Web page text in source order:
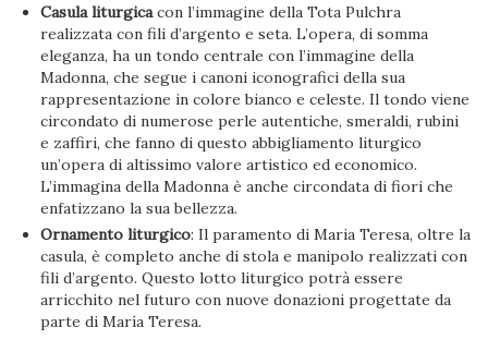
Casula liturgicacon l’immagine della Tota Pulchra
realizzata con fili d’argento e seta. L’opera, di somma
eleganza, ha un tondo centrale con l’immagine della
Madonna, che segue i canoni iconografici della sua
rappresentazione in colore bianco e celeste. Il tondo viene
circondato di numerose perle autentiche, smeraldi, rubini
e zaffiri, che fanno di questo abbigliamento liturgico
un’opera di altissimo valore artistico ed economico.
L’immagina della Madonna è anche circondata di fiori che
enfatizzano la sua bellezza.
Ornamento liturgico: Il paramento di Maria Teresa, oltre la
casula, è completo anche di stola e manipolo realizzati con
fili d’argento. Questo lotto liturgico potrà essere
arricchito nel futuro con nuove donazioni progettate da
parte di María Teresa.